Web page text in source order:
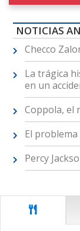
NOTICIAS
Checco
La trágica
en un
Coppola, el
El
Percy